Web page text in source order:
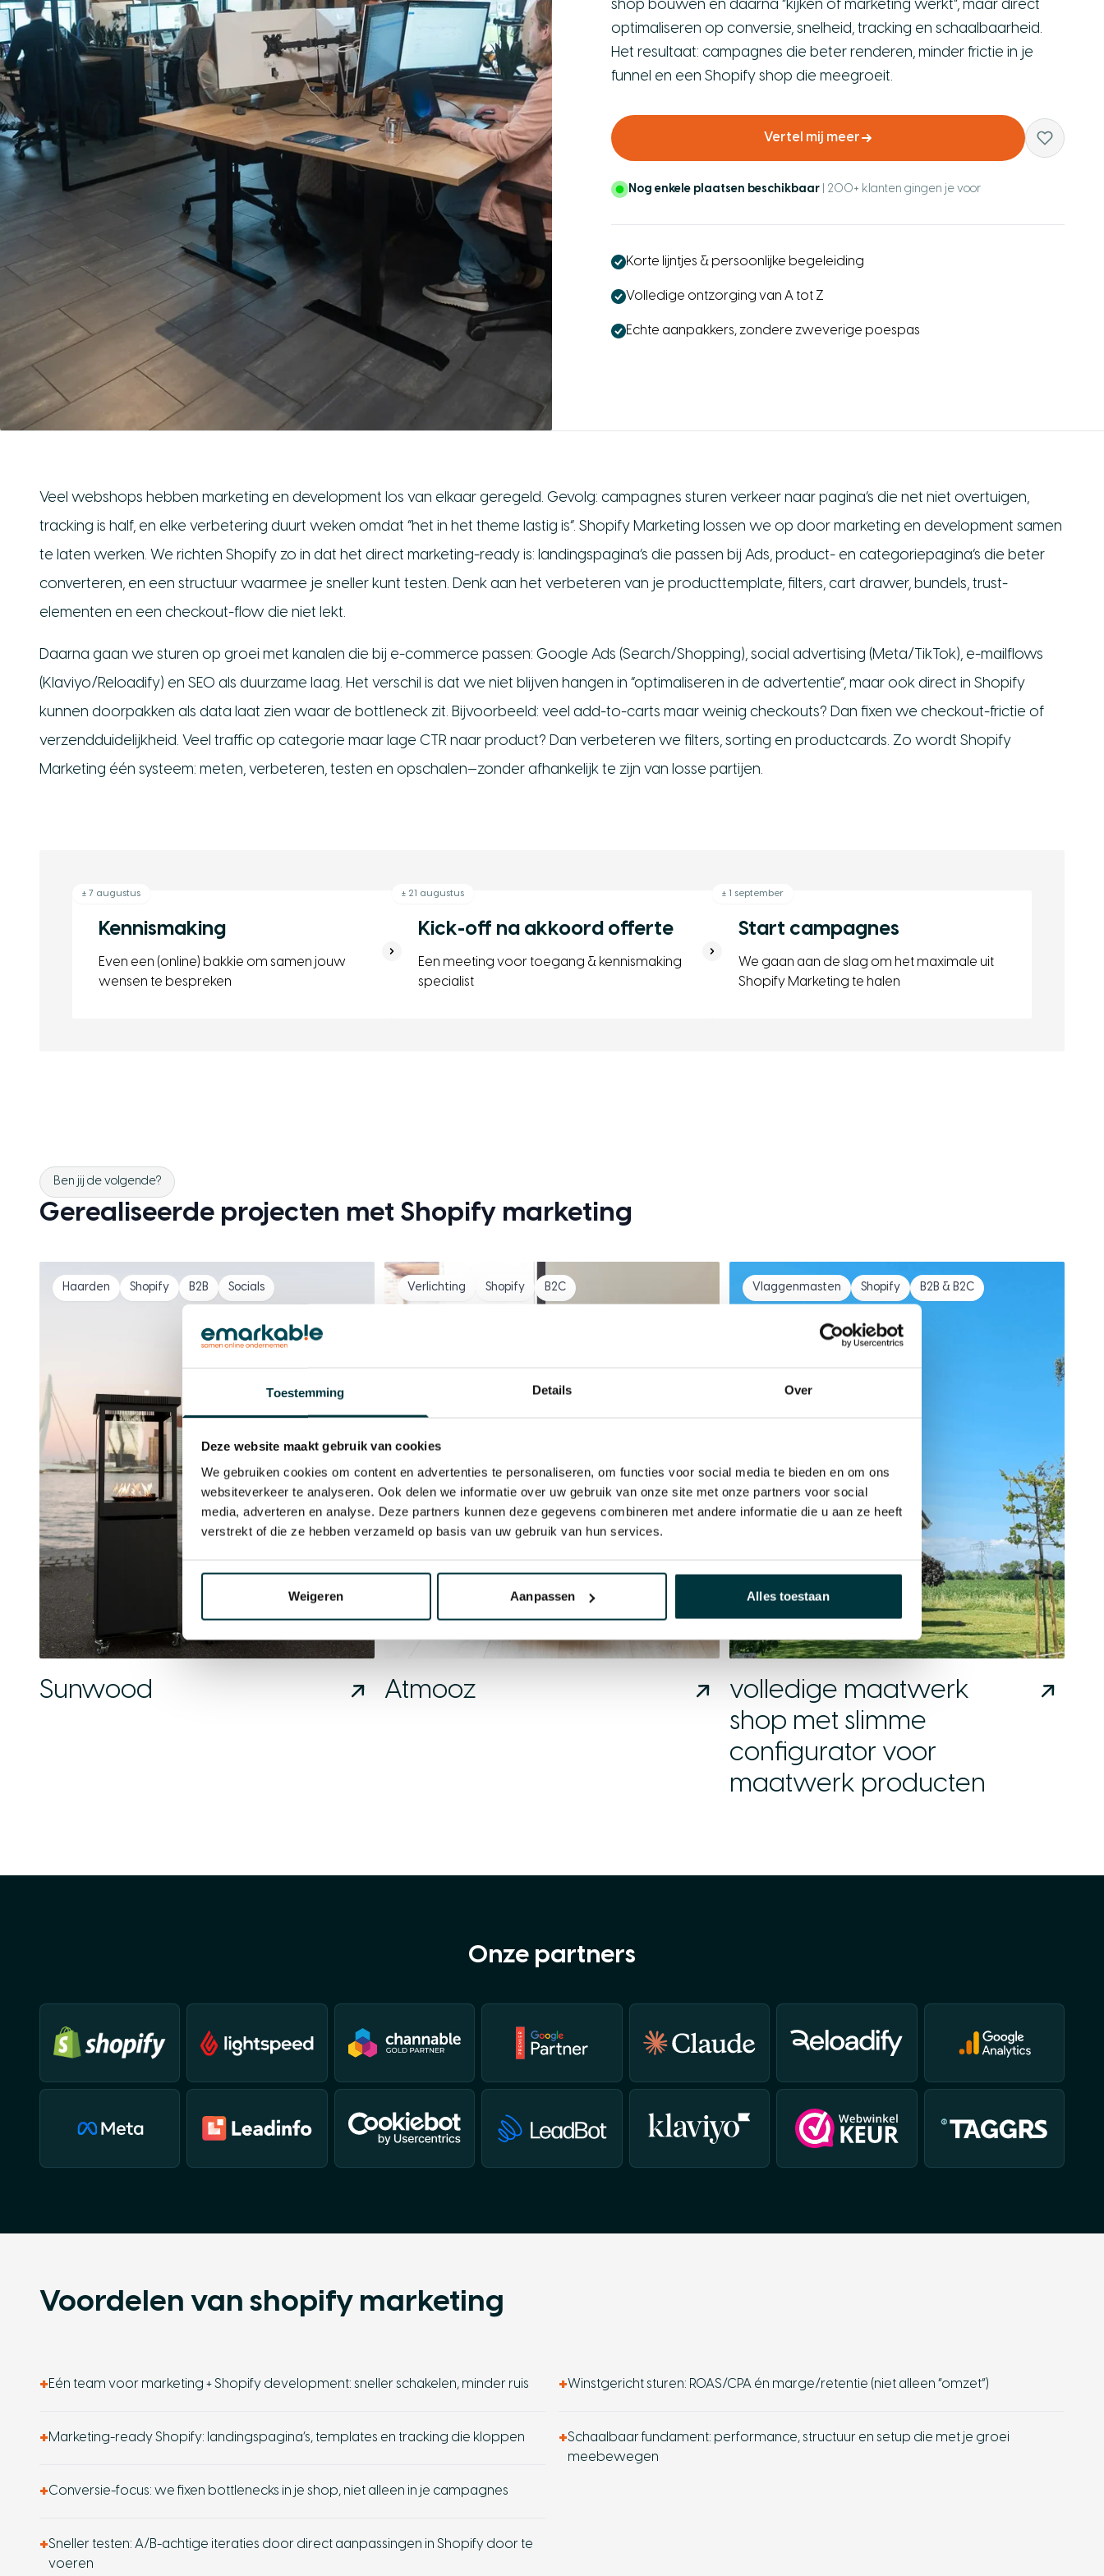
Toestemming Details Over
Deze website maakt gebruik van cookies
We gebruiken cookies om content en advertenties te personaliseren, om functies voor social media te bieden en om ons
websiteverkeer te analyseren. Ook delen we informatie over uw gebruik van onze site met onze partners voor social
media, adverteren en analyse. Deze partners kunnen deze gegevens combineren met andere informatie die u aan ze heeft
verstrekt of die ze hebben verzameld op basis van uw gebruik van hun services.
Weigeren Aanpassen Alles toestaan
shop bouwen en daarna “kijken of marketing werkt”, maar direct
optimaliseren op conversie, snelheid, tracking en schaalbaarheid.
Het resultaat: campagnes die beter renderen, minder frictie in je
funnel en een Shopify shop die meegroeit.
Vertel mij meer
Nog enkele plaatsen beschikbaar | 200+ klanten gingen je voor
Korte lijntjes & persoonlijke begeleiding
Volledige ontzorging van A tot Z
Echte aanpakkers, zondere zweverige poespas
Veel webshops hebben marketing en development los van elkaar geregeld. Gevolg: campagnes sturen verkeer naar pagina’s die net niet overtuigen,
tracking is half, en elke verbetering duurt weken omdat “het in het theme lastig is”. Shopify Marketing lossen we op door marketing en development samen
te laten werken. We richten Shopify zo in dat het direct marketing-ready is: landingspagina’s die passen bij Ads, product- en categoriepagina’s die beter
converteren, en een structuur waarmee je sneller kunt testen. Denk aan het verbeteren van je producttemplate, filters, cart drawer, bundels, trust-
elementen en een checkout-flow die niet lekt.
Daarna gaan we sturen op groei met kanalen die bij e-commerce passen: Google Ads (Search/Shopping), social advertising (Meta/TikTok), e-mailflows
(Klaviyo/Reloadify) en SEO als duurzame laag. Het verschil is dat we niet blijven hangen in “optimaliseren in de advertentie”, maar ook direct in Shopify
kunnen doorpakken als data laat zien waar de bottleneck zit. Bijvoorbeeld: veel add-to-carts maar weinig checkouts? Dan fixen we checkout-frictie of
verzendduidelijkheid. Veel traffic op categorie maar lage CTR naar product? Dan verbeteren we filters, sorting en productcards. Zo wordt Shopify
Marketing één systeem: meten, verbeteren, testen en opschalen—zonder afhankelijk te zijn van losse partijen.
± 7 augustus
Kennismaking
Even een (online) bakkie om samen jouw
wensen te bespreken
± 21 augustus
Kick-off na akkoord offerte
Een meeting voor toegang & kennismaking
specialist
± 1 september
Start campagnes
We gaan aan de slag om het maximale uit
Shopify Marketing te halen
Ben jij de volgende?
Gerealiseerde projecten met Shopify marketing
Haarden Shopify B2B Socials
Sunwood
Verlichting Shopify B2C
Atmooz
Vlaggenmasten Shopify B2B & B2C
volledige maatwerk
shop met slimme
configurator voor
maatwerk producten
Onze partners
Voordelen van shopify marketing
+Eén team voor marketing + Shopify development: sneller schakelen, minder ruis
+Marketing-ready Shopify: landingspagina’s, templates en tracking die kloppen
+Conversie-focus: we fixen bottlenecks in je shop, niet alleen in je campagnes
+Sneller testen: A/B-achtige iteraties door direct aanpassingen in Shopify door te
voeren
+Winstgericht sturen: ROAS/CPA én marge/retentie (niet alleen “omzet”)
+Schaalbaar fundament: performance, structuur en setup die met je groei
meebewegen
Binnen 24 uur reactie